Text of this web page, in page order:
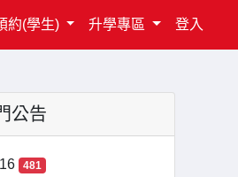
約(學生) 升學專區 登入
公告
481